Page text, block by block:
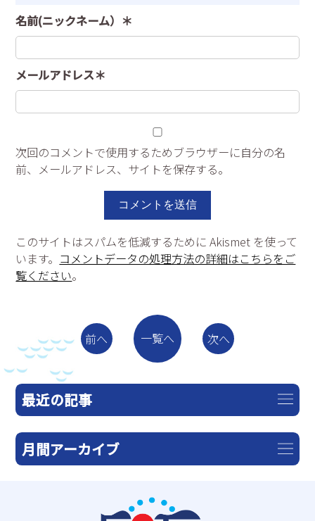
名前(ニックネーム）＊
メールアドレス＊
次回のコメントで使用するためブラウザーに自分の名
前、メールアドレス、サイトを保存する。
このサイトはスパムを低減するために Akismet を使って
います。 コメントデータの処理方法の詳細はこちらをご
覧ください。
前へ 一覧へ 次へ
最近の記事
月間アーカイブ